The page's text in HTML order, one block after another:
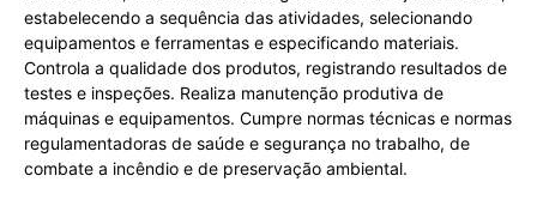
estabelecendo a sequência das atividades, selecionando
equipamentos e ferramentas e especificando materiais.
Controla a qualidade dos produtos, registrando resultados de
testes e inspeções. Realiza manutenção produtiva de
máquinas e equipamentos. Cumpre normas técnicas e normas
regulamentadoras de saúde e segurança no trabalho, de
combate a incêndio e de preservação ambiental.